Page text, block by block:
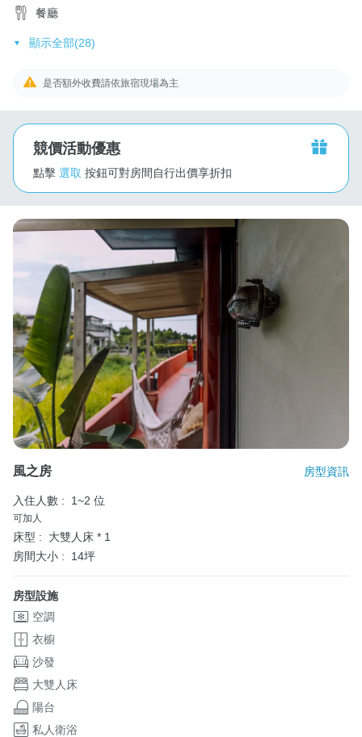
餐廳
顯示全部(28)
是否額外收費請依旅宿現場為主
競價活動優惠
點擊 選取 按鈕可對房間自行出價享折扣
風之房 房型資訊
入住人數 : 1~2 位
可加人
床型 :
大雙人床 * 1
房間大小 :
14坪
房型設施
空調
衣櫥
沙發
大雙人床
陽台
私人衛浴